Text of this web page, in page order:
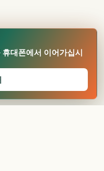
대폰에서 이어가십시